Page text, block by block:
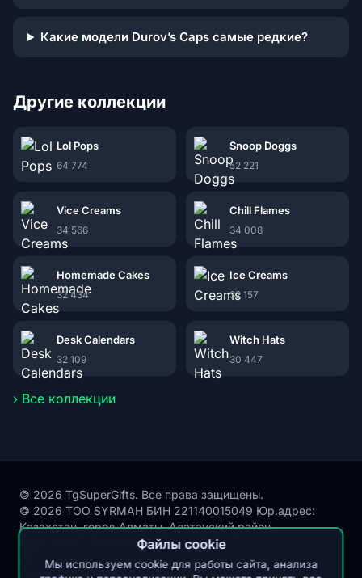
Какие модели Durov’s Caps самые редкие?
Другие коллекции
Lol Pops
64 774
Snoop Doggs
52 221
Vice Creams
34 566
Chill Flames
34 008
Homemade Cakes
32 434
Ice Creams
32 157
Desk Calendars
32 109
Witch Hats
30 447
› Все коллекции
© 2026 TgSuperGifts. Все права защищены.
© 2026 ТОО SYRMAH БИН 221140015049 Юр.адрес:
Казахстан, город Алматы, Алатауский район,
Микрорайон Акбулак, улица Сухамбаева, здание 21,
почтовый индекс 050000
Публичная оферта
Файлы cookie
Мы используем cookie для работы сайта, анализа